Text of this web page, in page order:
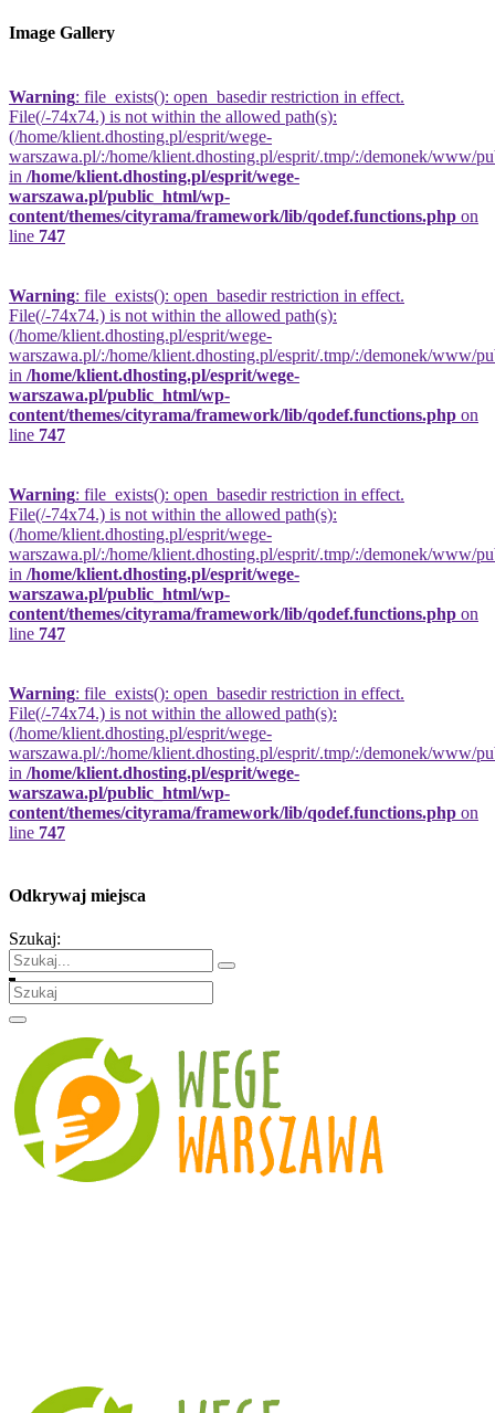
Image Gallery
Warning: file_exists(): open_basedir restriction in effect.
File(/-74x74.) is not within the allowed path(s):
(/home/klient.dhosting.pl/esprit/wege-
warszawa.pl/:/home/klient.dhosting.pl/esprit/.tmp/:/demonek/www/
in /home/klient.dhosting.pl/esprit/wege-
warszawa.pl/public_html/wp-
content/themes/cityrama/framework/lib/qodef.functions.php on
line 747
Warning: file_exists(): open_basedir restriction in effect.
File(/-74x74.) is not within the allowed path(s):
(/home/klient.dhosting.pl/esprit/wege-
warszawa.pl/:/home/klient.dhosting.pl/esprit/.tmp/:/demonek/www/
in /home/klient.dhosting.pl/esprit/wege-
warszawa.pl/public_html/wp-
content/themes/cityrama/framework/lib/qodef.functions.php on
line 747
Warning: file_exists(): open_basedir restriction in effect.
File(/-74x74.) is not within the allowed path(s):
(/home/klient.dhosting.pl/esprit/wege-
warszawa.pl/:/home/klient.dhosting.pl/esprit/.tmp/:/demonek/www/
in /home/klient.dhosting.pl/esprit/wege-
warszawa.pl/public_html/wp-
content/themes/cityrama/framework/lib/qodef.functions.php on
line 747
Warning: file_exists(): open_basedir restriction in effect.
File(/-74x74.) is not within the allowed path(s):
(/home/klient.dhosting.pl/esprit/wege-
warszawa.pl/:/home/klient.dhosting.pl/esprit/.tmp/:/demonek/www/
in /home/klient.dhosting.pl/esprit/wege-
warszawa.pl/public_html/wp-
content/themes/cityrama/framework/lib/qodef.functions.php on
line 747
Odkrywaj miejsca
Szukaj: